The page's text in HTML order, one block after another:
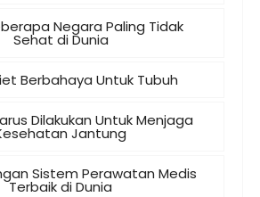
Negara Paling Tidak
Sehat di Dunia
Berbahaya Untuk Tubuh
Dilakukan Untuk Menjaga
Jantung
Sistem Perawatan Medis
Terbaik di Dunia